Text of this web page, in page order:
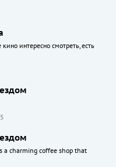
интересно смотреть, есть
a charming coffee shop that